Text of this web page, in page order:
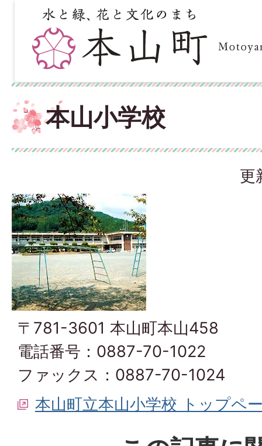
本山小学校
更
〒781-3601 本山町本山458
電話番号：0887-70-1022
ファックス：0887-70-1024
本山町立本山小学校 トップペ